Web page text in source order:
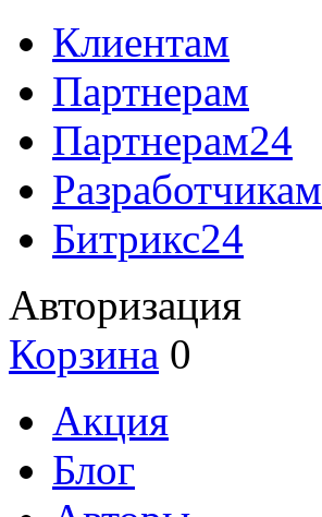
Клиентам
Партнерам
Партнерам24
Разработчикам
Битрикс24
Авторизация
Корзина 0
Акция
Блог